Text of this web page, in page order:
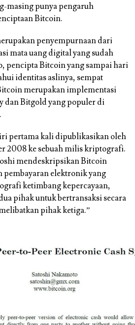
masing punya pengaruh
Bitcoin.
penyempurnaan dari
mata uang digital yang sudah
pencipta Bitcoin yang sampai hari
identitas aslinya, sempat
merupakan implementasi
dan Bitgold yang populer di
pertama kali dipublikasikan oleh
2008 ke sebuah milis kriptografi.
mendeskripsikan Bitcoin
pembayaran elektronik yang
ketimbang kepercayaan,
pihak untuk bertransaksi secara
pihak ketiga.”